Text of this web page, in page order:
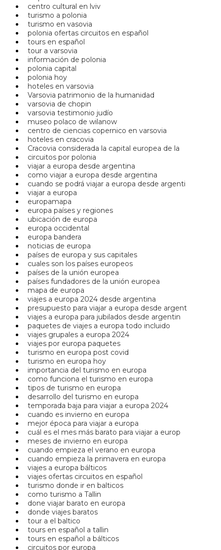
centro cultural en lviv
turismo a polonia
turismo en vasovia
polonia ofertas circuitos en español
tours en español
tour a varsovia
información de polonia
polonia capital
polonia hoy
hoteles en varsovia
Varsovia patrimonio de la humanidad
varsovia de chopin
varsovia testimonio judío
museo polaco de wilanow
centro de ciencias copernico en varsovia
hoteles en cracovia
Cracovia considerada la capital europea de la
circuitos por polonia
viajar a europa desde argentina
como viajar a europa desde argentina
cuando se podrá viajar a europa desde argenti
viajar a europa
europamapa
europa países y regiones
ubicación de europa
europa occidental
europa bandera
noticias de europa
países de europa y sus capitales
cuales son los países europeos
países de la unión europea
países fundadores de la unión europea
mapa de europa
viajes a europa 2024 desde argentina
presupuesto para viajar a europa desde argent
viajes a europa para jubilados desde argentin
paquetes de viajes a europa todo incluido
viajes grupales a europa 2024
viajes por europa paquetes
turismo en europa post covid
turismo en europa hoy
importancia del turismo en europa
como funciona el turismo en europa
tipos de turismo en europa
desarrollo del turismo en europa
temporada baja para viajar a europa 2024
cuando es invierno en europa
mejor época para viajar a europa
cuál es el mes más barato para viajar a europ
meses de invierno en europa
cuando empieza el verano en europa
cuando empieza la primavera en europa
viajes a europa bálticos
viajes ofertas circuitos en español
turismo donde ir en balticos
como turismo a Tallin
done viajar barato en europa
donde viajes baratos
tour a el baltico
tours en español a tallin
tours en español a bálticos
circuitos por europa